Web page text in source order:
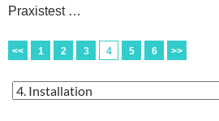
Praxistest …
<< 1 2 3 4 5 6 >>